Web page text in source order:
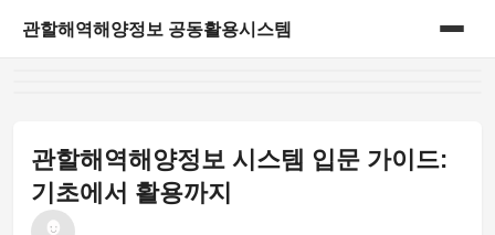
관할해역해양정보 공동활용시스템
관할해역해양정보 시스템 입문 가이드:
기초에서 활용까지